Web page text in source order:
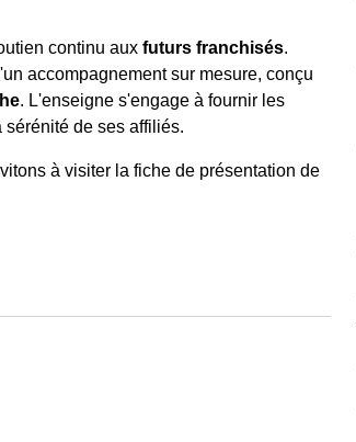
continu aux futurs franchisés.
accompagnement sur mesure, conçu
. L'enseigne s'engage à fournir les
de ses affiliés.
à visiter la fiche de présentation de